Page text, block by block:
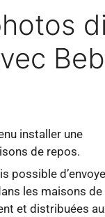
installer une
de repos.
possible
les maisons de
et distribuées